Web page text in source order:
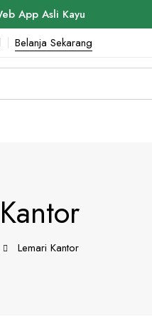
App Asli Kayu
Belanja Sekarang
Lemari Kantor